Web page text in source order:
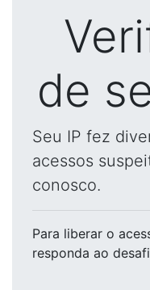
de
Seu IP fez
acessos
conosco.
Para liberar o
responda ao